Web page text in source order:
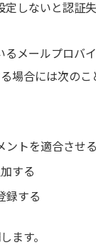
しないと認証失
るメールプロバ
場合には次のこ
ントを適合させる
する
録する
ます。